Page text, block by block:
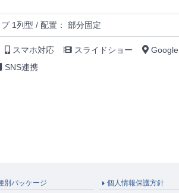
1列型 / 配置： 部分固定
スマホ対応 スライドショー
SNS連携
別パッケージ
個人情報保護方針